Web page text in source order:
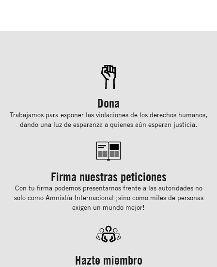
Dona
Trabajamos para exponer las violaciones de los derechos humanos,
dando una luz de esperanza a quienes aún esperan justicia.
Firma nuestras peticiones
Con tu ﬁrma podemos presentarnos frente a las autoridades no
solo como Amnistía Internacional ¡sino como miles de personas
exigen un mundo mejor!
Hazte miembro